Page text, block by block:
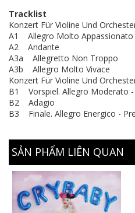
Tracklist
Konzert Für Violine Und
A1 Allegro Molto
A2 Andante
A3a Allegretto Non Troppo
A3b Allegro Molto Vivace
Konzert Für Violine Und
B1 Vorspiel. Allegro Moderato
B2 Adagio
B3 Finale. Allegro Energico -
SẢN PHẨM LIÊN QUAN